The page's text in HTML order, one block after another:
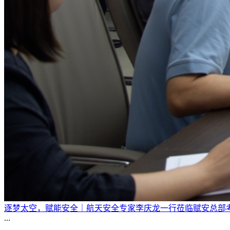
逐梦太空，赋能安全｜航天安全专家李庆龙一行莅临赋安总部
...